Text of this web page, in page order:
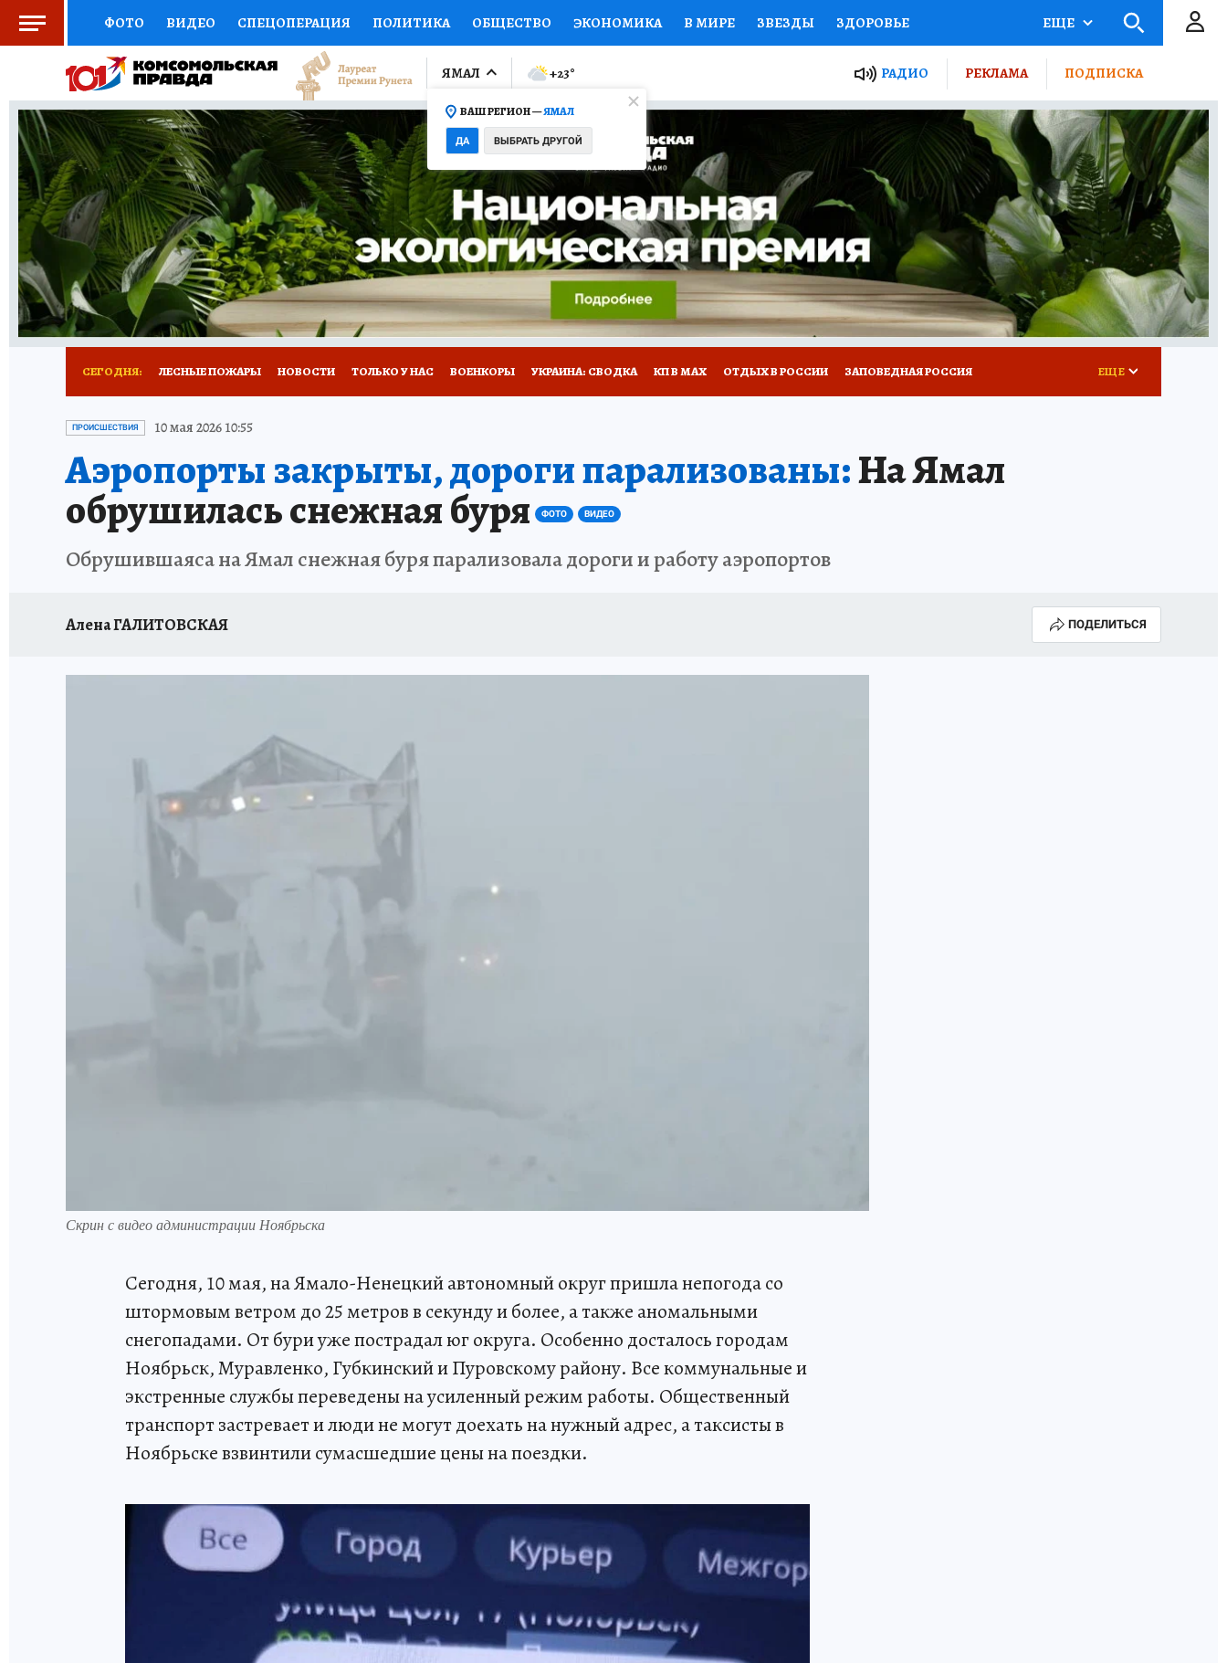
ФОТО ВИДЕО СПЕЦОПЕРАЦИЯ ПОЛИТИКА ОБЩЕСТВО ЭКОНОМИКА В МИРЕ ЗВЕЗДЫ ЗДОРОВЬЕ
СОЦПОДДЕРЖКА НАУКА СПОРТ КОЛУМНИСТЫ ПРОИСШЕСТВИЯ НАЦИОНАЛЬНЫЕ ПРОЕКТЫ РОССИИ
ВЫБОР ЭКСПЕРТОВ ДОКТОР ФИНАНСЫ ОТКРЫВАЕМ МИР СЕМЬЯ ЖЕНСКИЕ СЕКРЕТЫ ПУТЕВОДИТЕЛЬ
КНИЖНАЯ ПОЛКА ПРОГНОЗЫ НА СПОРТ ПРОМОКОДЫ СЕРИАЛЫ СПЕЦПРОЕКТЫ ДЕФИЦИТ ЖЕЛЕЗА ТУРИЗМ
ПРЕСС-ЦЕНТР НЕДВИЖИМОСТЬ ТЕЛЕВИЗОР КОЛЛЕКЦИИ КОНКУРСЫ РАБОТА У НАС ГИД ПОТРЕБИТЕЛЯ ВСЕ О КП
РАДИО КП РЕКЛАМА ТЕСТЫ НОВОЕ НА САЙТЕ
ЕЩЕ
ЯМАЛ
ВАШ РЕГИОН —ЯМАЛ
ДА ВЫБРАТЬ ДРУГОЙ
+23° РАДИО РЕКЛАМА ПОДПИСКА
СЕГОДНЯ: ЛЕСНЫЕ ПОЖАРЫ НОВОСТИ ТОЛЬКО У НАС ВОЕНКОРЫ УКРАИНА: СВОДКА КП В МАХ ОТДЫХ В РОССИИ ЗАПОВЕДНАЯ РОССИЯ
ПРОИСШЕСТВИЯ
ЕЩЕ
ПРОИСШЕСТВИЯ 10 мая 2026 10:55
Аэропорты закрыты, дороги парализованы:На Ямал
обрушилась снежная буря ФОТО ВИДЕО
Обрушившаяса на Ямал снежная буря парализовала дороги и работу аэропортов
Алена ГАЛИТОВСКАЯ ПОДЕЛИТЬСЯ
Скрин с видео администрации Ноябрьска
Сегодня, 10 мая, на Ямало-Ненецкий автономный округ пришла непогода со
штормовым ветром до 25 метров в секунду и более, а также аномальными
снегопадами. От бури уже пострадал юг округа. Особенно досталось городам
Ноябрьск, Муравленко, Губкинский и Пуровскому району. Все коммунальные и
экстренные службы переведены на усиленный режим работы. Общественный
транспорт застревает и люди не могут доехать на нужный адрес, а таксисты в
Ноябрьске взвинтили сумасшедшие цены на поездки.